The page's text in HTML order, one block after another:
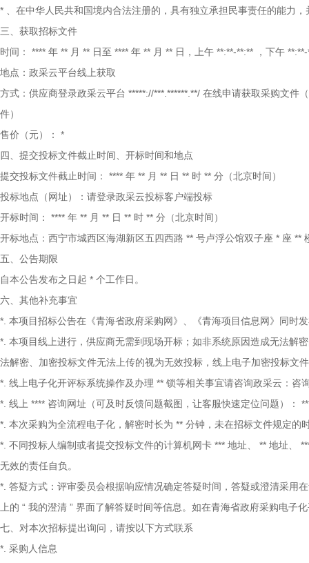
* 、在中华人民共和国境内合法注册的，具有独立承担民事责任的能力
三、获取招标文件
时间： **** 年 ** 月 ** 日至 **** 年 ** 月 ** 日，上午 **:**-**:** ，下午
地点：政采云平台线上获取
方式：供应商登录政采云平台 *****://***.******.**/ 在线申请获取采购文件
件）
售价（元）： *
四、提交投标文件截止时间、开标时间和地点
提交投标文件截止时间： **** 年 ** 月 ** 日 ** 时 ** 分（北京时间）
投标地点（网址）：请登录政采云投标客户端投标
开标时间： **** 年 ** 月 ** 日 ** 时 ** 分（北京时间）
开标地点：西宁市城西区海湖新区五四西路 ** 号卢浮公馆双子座 * 座 **
五、公告期限
自本公告发布之日起 * 个工作日。
六、其他补充事宜
*. 本项目招标公告在《青海省政府采购网》、《青海项目信息网》同时
*. 本项目线上进行，供应商无需到现场开标；如非系统原因造成无法解
法解密、加密投标文件无法上传的视为无效投标，线上电子加密投标文
*. 线上电子化开评标系统操作及办理 ** 锁等相关事宜请咨询政采云：咨
*. 线上 **** 咨询网址（可及时反馈问题截图，让客服快速定位问题）：
*. 本次采购为全流程电子化，解密时长为 ** 分钟，未在招标文件规定的
*. 不同投标人编制或者提交投标文件的计算机网卡 *** 地址、 ** 地址、
无效的责任自负。
*. 答疑方式：评审委员会根据响应情况确定答疑时间，答疑或澄清采用
上的 “ 我的澄清 ” 界面了解答疑时间等信息。如在青海省政府采购电子
七、对本次招标提出询问，请按以下方式联系
*. 采购人信息